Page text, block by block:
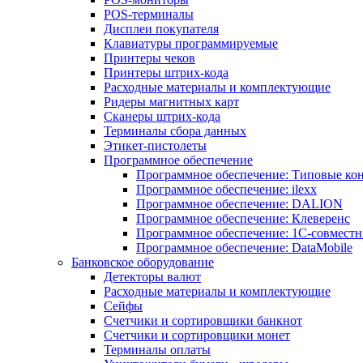
POS-терминалы
Дисплеи покупателя
Клавиатуры программируемые
Принтеры чеков
Принтеры штрих-кода
Расходные материалы и комплектующие
Ридеры магнитных карт
Сканеры штрих-кода
Терминалы сбора данных
Этикет-пистолеты
Программное обеспечение
Программное обеспечение: Типовые
Программное обеспечение: ilexx
Программное обеспечение: DALION
Программное обеспечение: Клеверенс
Программное обеспечение: 1С-
Программное обеспечение: DataMobile
Банковское оборудование
Детекторы валют
Расходные материалы и комплектующие
Сейфы
Счетчики и сортировщики банкнот
Счетчики и сортировщики монет
Терминалы оплаты